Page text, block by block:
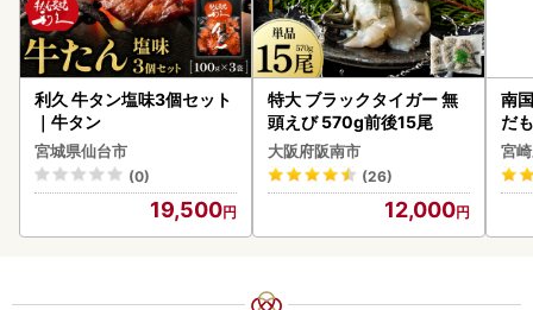
利久 牛タン塩味3個セット
｜牛タン
宮城県仙台市
(0)
19,500
特大 ブラックタイガー 無
頭えび 570g前後15尾
大阪府阪南市
(26)
12,000
南
だ
ス
宮